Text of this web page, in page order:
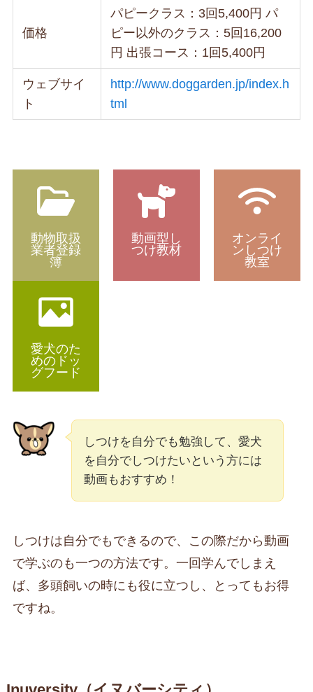
価格
パピークラス：3回5,400円 パ
ピー以外のクラス：5回16,200
円 出張コース：1回5,400円
ウェブサイ
ト
http://www.doggarden.jp/index.h
tml
動物取扱
業者登録
簿
動画型し
つけ教材
オンライ
ンしつけ
教室
愛犬のた
めのドッ
グフード
しつけを自分でも勉強して、愛犬
を自分でしつけたいという方には
動画もおすすめ！
しつけは自分でもできるので、この際だから動画
で学ぶのも一つの方法です。一回学んでしまえ
ば、多頭飼いの時にも役に立つし、とってもお得
ですね。